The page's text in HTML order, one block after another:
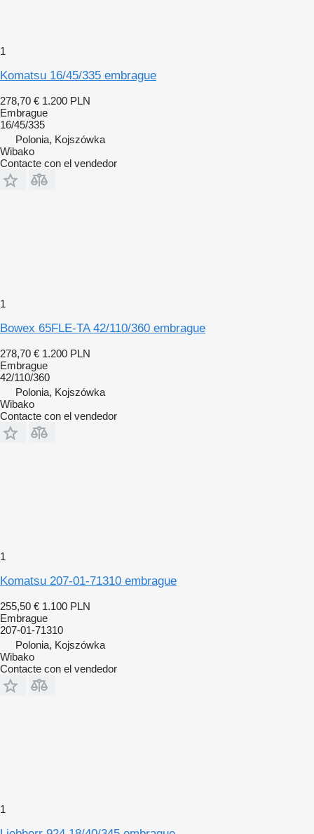
1
Komatsu 16/45/335 embrague
278,70 € 1.200 PLN
Embrague
16/45/335
Polonia, Kojszówka
Wibako
Contacte con el vendedor
1
Bowex 65FLE-TA 42/110/360 embrague
278,70 € 1.200 PLN
Embrague
42/110/360
Polonia, Kojszówka
Wibako
Contacte con el vendedor
1
Komatsu 207-01-71310 embrague
255,50 € 1.100 PLN
Embrague
207-01-71310
Polonia, Kojszówka
Wibako
Contacte con el vendedor
1